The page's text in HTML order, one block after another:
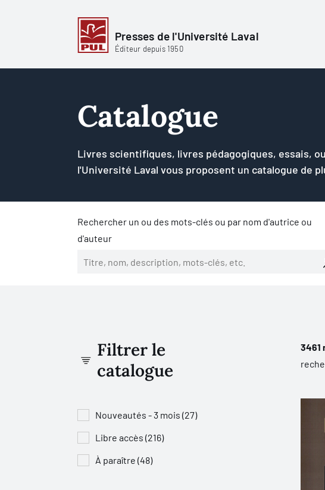
Presses de l'Université Laval
Éditeur depuis 1950
Catalogue
Livres scientifiques, livres pédagogiques, essais,
l'Université Laval vous proposent un catalogue de
Rechercher un ou des mots-clés ou par nom d'autrice ou
d'auteur
Filtrer le
catalogue
Nouveautés - 3 mois (27)
Libre accès (216)
À paraître (48)
3461